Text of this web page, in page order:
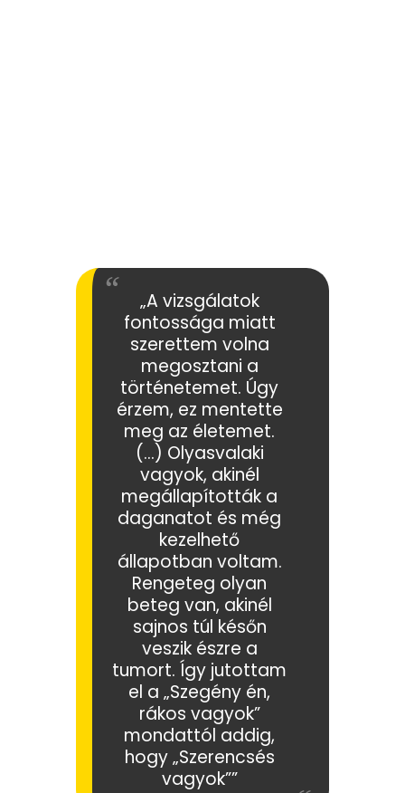
„A vizsgálatok
fontossága miatt
szerettem volna
megosztani a
történetemet. Úgy
érzem, ez mentette
meg az életemet.
(…) Olyasvalaki
vagyok, akinél
megállapították a
daganatot és még
kezelhető
állapotban voltam.
Rengeteg olyan
beteg van, akinél
sajnos túl későn
veszik észre a
tumort. Így jutottam
el a „Szegény én,
rákos vagyok”
mondattól addig,
hogy „Szerencsés
vagyok””